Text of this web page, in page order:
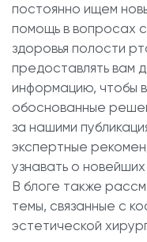
постоянно ищем
помощь в вопросах
здоровья полости
предоставлять вам
информацию, чтобы
обоснованные
за нашими
экспертные
узнавать о
В блоге также
темы, связанные с
эстетической